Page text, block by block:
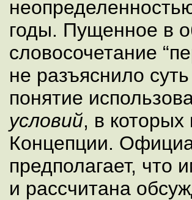
годы. Пущенное в
словосочетание
не разъяснило
понятие
условий, в которых
Концепции.
предполагает, что
и рассчитана